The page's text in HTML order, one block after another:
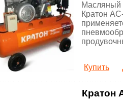
Масляный
Кратон
Купить
Кратон